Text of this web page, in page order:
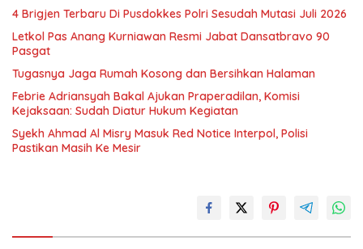
4 Brigjen Terbaru Di Pusdokkes Polri Sesudah Mutasi Juli 2026
Letkol Pas Anang Kurniawan Resmi Jabat Dansatbravo 90
Pasgat
Tugasnya Jaga Rumah Kosong dan Bersihkan Halaman
Febrie Adriansyah Bakal Ajukan Praperadilan, Komisi
Kejaksaan: Sudah Diatur Hukum Kegiatan
Syekh Ahmad Al Misry Masuk Red Notice Interpol, Polisi
Pastikan Masih Ke Mesir